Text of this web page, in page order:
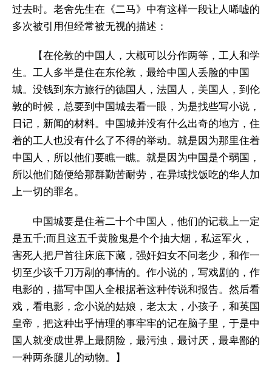
过去时。老舍先生在《二马》中有这样一段让人唏嘘的
多次被引用但经常被无视的描述：
【在伦敦的中国人，大概可以分作两等，工人和学
生。工人多半是住在东伦敦，最给中国人丢脸的中国
城。没钱到东方旅行的德国人，法国人，美国人，到伦
敦的时候，总要到中国城去看一眼，为是找些写小说，
日记，新闻的材料。中国城并没有什么出奇的地方，住
着的工人也没有什么了不得的举动。就是因为那里住着
中国人，所以他们要瞧一瞧。就是因为中国是个弱国，
所以他们随便给那群勤苦耐劳，在异域找饭吃的华人加
上一切的罪名。
中国城要是住着二十个中国人，他们的记载上一定
是五千;而且这五千黄脸鬼是个个抽大烟，私运军火，
害死人把尸首往床底下藏，强奸妇女不问老少，和作一
切至少该千刀万剐的事情的。作小说的，写戏剧的，作
电影的，描写中国人全根据着这种传说和报告。然后看
戏，看电影，念小说的姑娘，老太太，小孩子，和英国
皇帝，把这种出乎情理的事牢牢的记在脑子里，于是中
国人就变成世界上最阴险，最污浊，最讨厌，最卑鄙的
一种两条腿儿的动物。】